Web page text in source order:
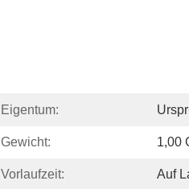
Eigentum:
Gewicht: 1,00
Vorlaufzeit: Auf